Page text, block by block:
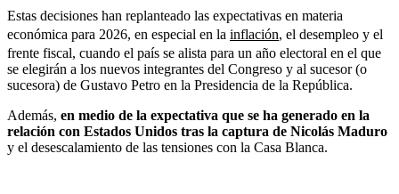
Estas decisiones han replanteado las expectativas en materia
económica para 2026, en especial en la inflación, el desempleo y el
frente fiscal, cuando el país se alista para un año electoral en el que
se elegirán a los nuevos integrantes del Congreso y al sucesor (o
sucesora) de Gustavo Petro en la Presidencia de la República.
Además, en medio de la expectativa que se ha generado en la
relación con Estados Unidos tras la captura de Nicolás Maduro
y el desescalamiento de las tensiones con la Casa Blanca.